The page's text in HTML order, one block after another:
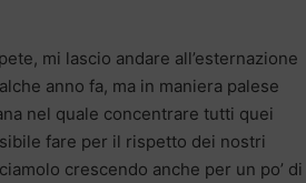
mi lascio andare all’esternazione
anno fa, ma in maniera palese
nel quale concentrare tutti quei
fare per il rispetto dei nostri
crescendo anche per un po’ di